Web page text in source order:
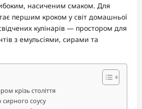
насиченим смаком. Для
першим кроком у світ домашньої
кулінарів — простором для
з емульсіями, сирами та
крізь століття
сирного соусу